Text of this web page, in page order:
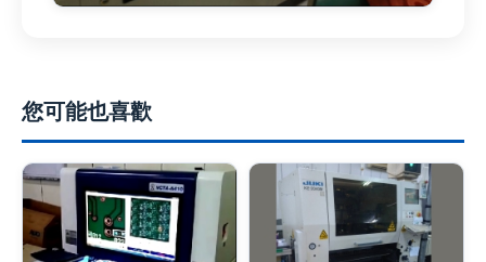
您可能也喜歡